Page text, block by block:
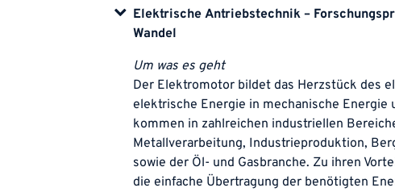
Elektrische Antriebstechnik –
Wandel
Um was es geht
Der Elektromotor bildet das Herzstück des
elektrische Energie in mechanische Energie
kommen in zahlreichen industriellen
Metallverarbeitung, Industrieproduktion,
sowie der Öl- und Gasbranche. Zu ihren
die einfache Übertragung der benötigten